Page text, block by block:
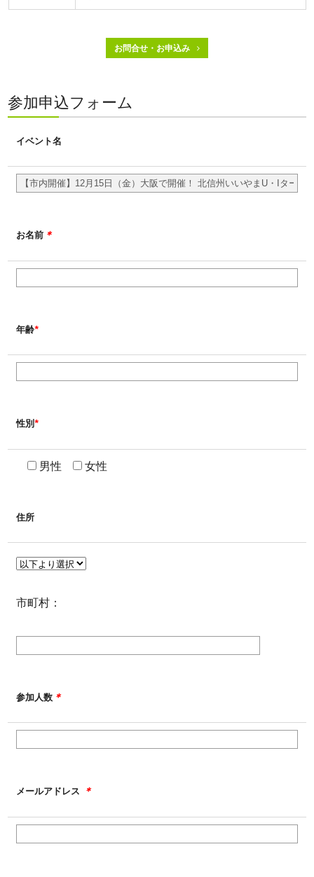
お問合せ・お申込み
参加申込フォーム
イベント名
お名前 ＊
年齢*
性別*
男性 女性
住所
市町村：
参加人数 ＊
メールアドレス ＊